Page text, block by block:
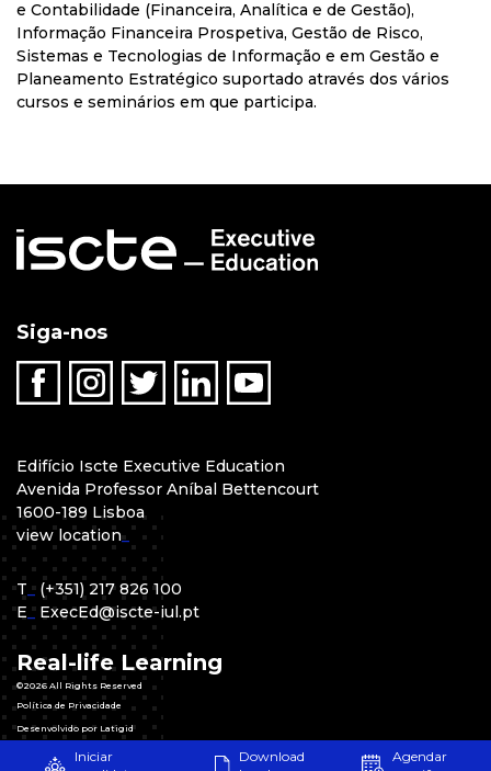
e Contabilidade (Financeira, Analítica e de Gestão),
Informação Financeira Prospetiva, Gestão de Risco,
Sistemas e Tecnologias de Informação e em Gestão e
Planeamento Estratégico suportado através dos vários
cursos e seminários em que participa.
Iniciar
Download
Agendar
Siga-nos
Edifício Iscte Executive Education
Avenida Professor Aníbal Bettencourt
1600-189 Lisboa
view location_
T _ (+351) 217 826 100
E _ ExecEd@iscte-iul.pt
Real-life Learning
©2026 All Rights Reserved
Política de Privacidade
Desenvolvido por Latigid